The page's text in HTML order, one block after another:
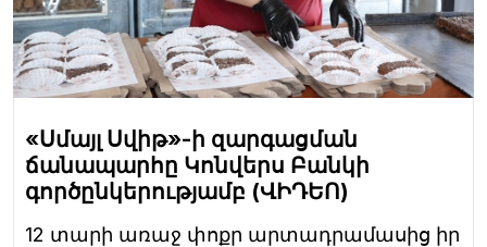
«Սմայլ Սվիթ»-ի զարգացման
ճանապարհը Կոնվերս Բանկի
գործընկերությամբ (ՎԻԴԵՈ)
12 տարի առաջ փոքր արտադրամասից իր